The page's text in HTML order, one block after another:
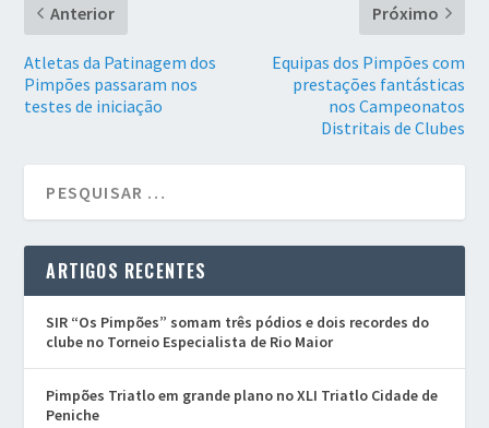
Anterior
Atletas da Patinagem dos
Pimpões passaram nos
testes de iniciação
Próximo
Equipas dos Pimpões com
prestações fantásticas
nos Campeonatos
Distritais de Clubes
ARTIGOS RECENTES
SIR “Os Pimpões” somam três pódios e dois recordes do
clube no Torneio Especialista de Rio Maior
Pimpões Triatlo em grande plano no XLI Triatlo Cidade de
Peniche